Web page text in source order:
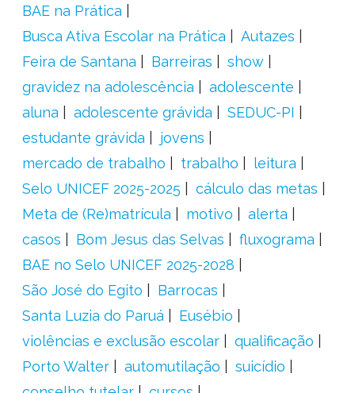
BAE na Prática
Busca Ativa Escolar na Prática
Autazes
Feira de Santana
Barreiras
show
gravidez na adolescência
adolescente
aluna
adolescente grávida
SEDUC-PI
estudante grávida
jovens
mercado de trabalho
trabalho
leitura
Selo UNICEF 2025-2025
cálculo das metas
Meta de (Re)matrícula
motivo
alerta
casos
Bom Jesus das Selvas
fluxograma
BAE no Selo UNICEF 2025-2028
São José do Egito
Barrocas
Santa Luzia do Paruá
Eusébio
violências e exclusão escolar
qualificação
Porto Walter
automutilação
suicídio